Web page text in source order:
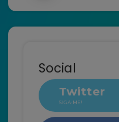
Social
Twitter
SIGA-ME!